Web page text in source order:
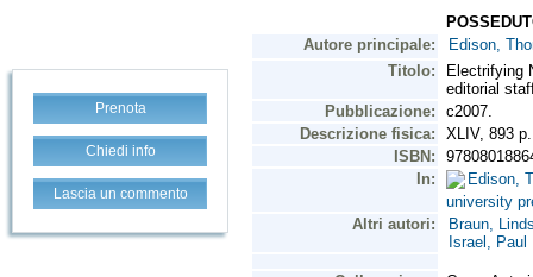
Prenota
Chiedi info
Lascia un commento